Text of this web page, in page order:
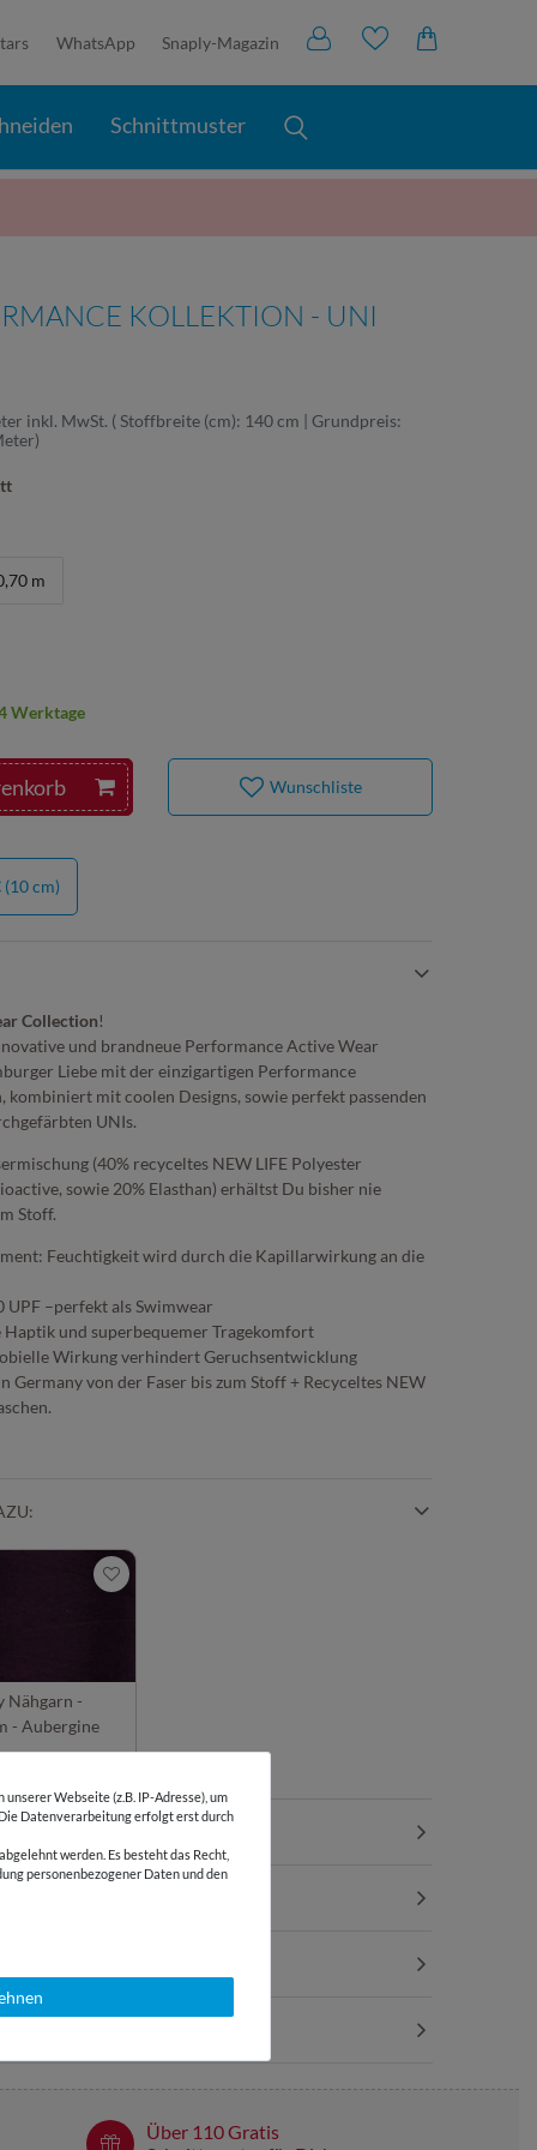
WhatsApp Snaply-Magazin
Schnittmuster
KOLLEKTION - UNI
inkl. MwSt. ( Stoffbreite (cm): 140 cm | Grundpreis:
)
m
Werktage
Wunschliste
(10 cm)
Collection!
und brandneue Performance Active Wear
Liebe mit der einzigartigen Performance
kombiniert mit coolen Designs, sowie perfekt passenden
UNIs.
(40% recyceltes NEW LIFE Polyester
sowie 20% Elasthan) erhältst Du bisher nie
Stoff.
Feuchtigkeit wird durch die Kapillarwirkung an die
–perfekt als Swimwear
und superbequemer Tragekomfort
Wirkung verhindert Geruchsentwicklung
Germany von der Faser bis zum Stoff + Recyceltes NEW
Nähgarn -
- Aubergine
Über 110 Gratis
Webseite (z.B. IP-Adresse), um
Datenverarbeitung erfolgt erst durch
werden. Es besteht das Recht,
personenbezogener Daten und den